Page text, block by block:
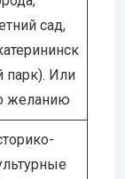
сад,
парк). Или
желанию